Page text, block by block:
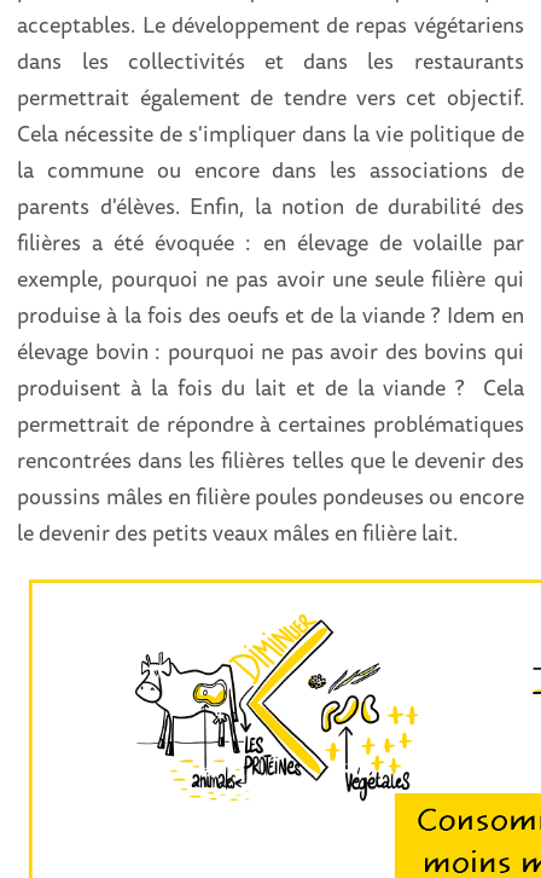
acceptables. Le développement de repas végétariens
dans les collectivités et dans les restaurants
permettrait également de tendre vers cet objectif.
Cela nécessite de s'impliquer dans la vie politique de
la commune ou encore dans les associations de
parents d'élèves. Enfin, la notion de durabilité des
filières a été évoquée : en élevage de volaille par
exemple, pourquoi ne pas avoir une seule filière qui
produise à la fois des oeufs et de la viande ? Idem en
élevage bovin : pourquoi ne pas avoir des bovins qui
produisent à la fois du lait et de la viande ? Cela
permettrait de répondre à certaines problématiques
rencontrées dans les filières telles que le devenir des
poussins mâles en filière poules pondeuses ou encore
le devenir des petits veaux mâles en filière lait.